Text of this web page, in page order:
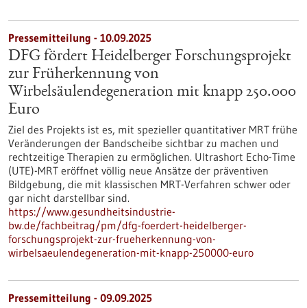
Pressemitteilung - 10.09.2025
DFG fördert Heidelberger Forschungsprojekt
zur Früherkennung von
Wirbelsäulendegeneration mit knapp 250.000
Euro
Ziel des Projekts ist es, mit spezieller quantitativer MRT frühe
Veränderungen der Bandscheibe sichtbar zu machen und
rechtzeitige Therapien zu ermöglichen. Ultrashort Echo-Time
(UTE)-MRT eröffnet völlig neue Ansätze der präventiven
Bildgebung, die mit klassischen MRT-Verfahren schwer oder
gar nicht darstellbar sind.
https://www.gesundheitsindustrie-
bw.de/fachbeitrag/pm/dfg-foerdert-heidelberger-
forschungsprojekt-zur-frueherkennung-von-
wirbelsaeulendegeneration-mit-knapp-250000-euro
Pressemitteilung - 09.09.2025